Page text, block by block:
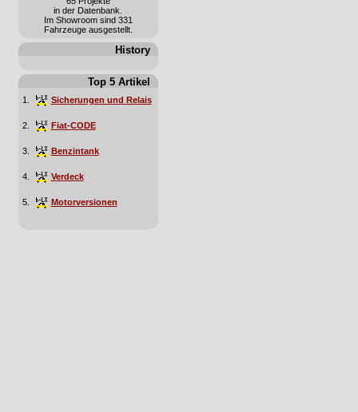
in der Datenbank.
Im Showroom sind 331
Fahrzeuge ausgestellt.
History
Top 5 Artikel
1. Sicherungen und Relais
2. Fiat-CODE
3. Benzintank
4. Verdeck
5. Motorversionen